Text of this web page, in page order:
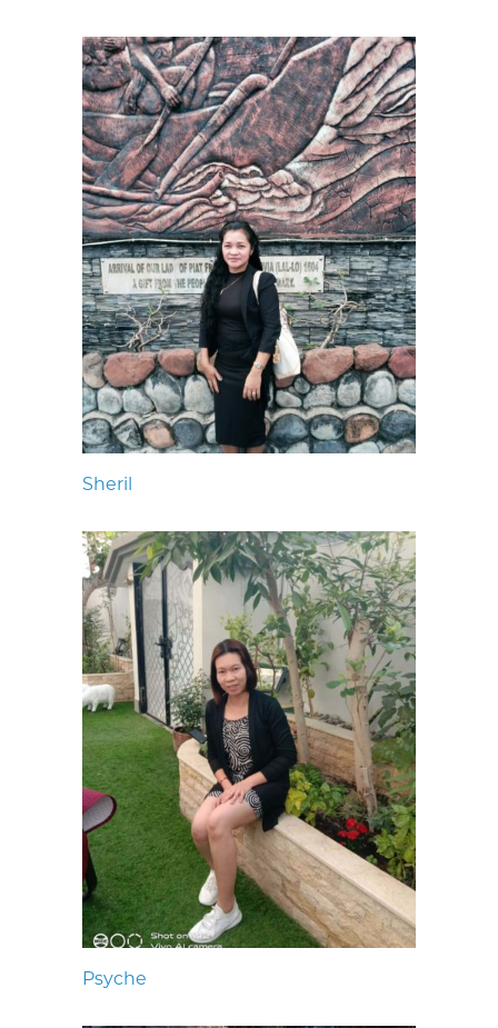
Sheril
Psyche